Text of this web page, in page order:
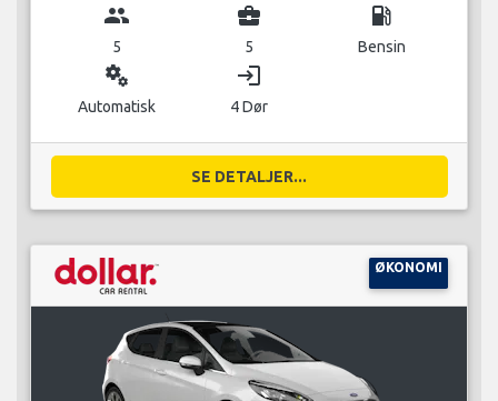
group
5
business_center
5
local_gas_station
Bensin
miscellaneous_services
Automatisk
login
4 Dør
SE DETALJER...
ØKONOMI